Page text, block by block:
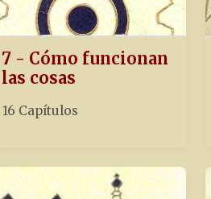
7 - Cómo funcionan
las cosas
16 Capítulos